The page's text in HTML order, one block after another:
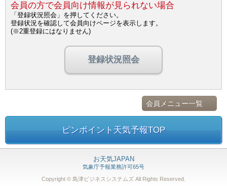
会員の方で会員向け情報が見られない場合
「登録状況照会」を押してください。
登録状況を確認して会員向けページを表示します。
(※2重登録にはなりません)
登録状況照会
会員メニュー一覧
ピンポイント天気予報TOP
お天気JAPAN
気象庁予報業務許可65号
Copyright © 島津ビジネスシステムズ All Rights Reserved.